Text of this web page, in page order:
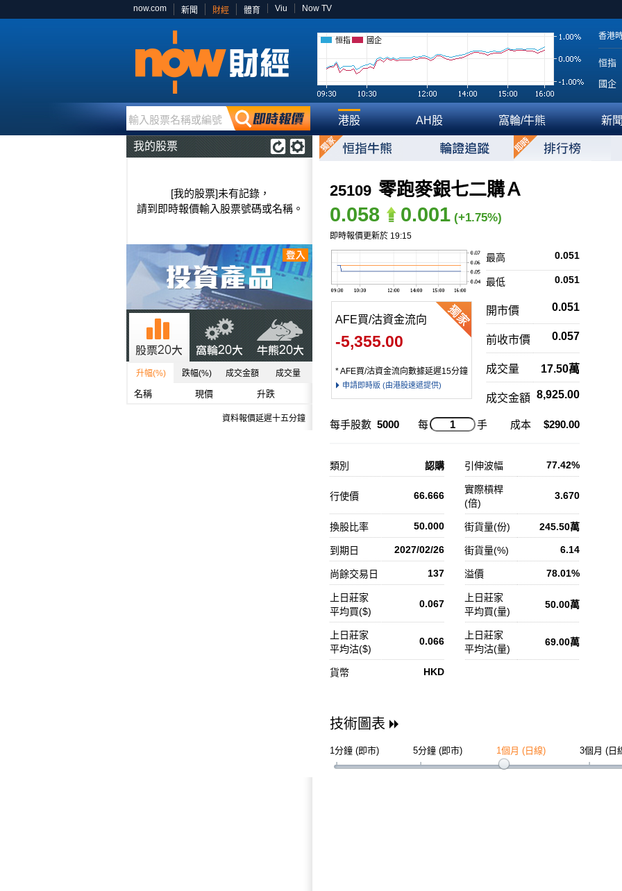
now.com 新聞 財經 體育 Viu Now TV
恒指 國企 香港
恒指
國企
輸入股票名稱或編號 港股 AH股 窩輪/牛熊 新
我的股票
[我的股票]未有記錄，
請到即時報價輸入股票號碼或名稱。
升幅(%) 跌幅(%) 成交金額 成交量
名稱 現價 升跌
資料報價延遲十五分鐘
25109 零跑麥銀七二購Ａ
0.058 0.001 (+1.75%)
即時報價更新於 19:15
0.051
最高
0.051
最低
AFE買/沽資金流向
-5,355.00
* AFE買/沽資金流向數據延遲15分鐘
申請即時版 (由港股速遞提供)
開市價 0.051
前收市價 0.057
成交量 17.50萬
成交金額 8,925.00
每手股數 5000 每 手 成本 $290.00
類別 認購 引伸波幅 77.42%
行使價 66.666
實際槓桿
(倍)
3.670
換股比率 50.000 街貨量(份) 245.50萬
到期日 2027/02/26 街貨量(%) 6.14
尚餘交易日 137 溢價 78.01%
上日莊家
平均買($)
0.067
上日莊家
平均買(量)
50.00萬
上日莊家
平均沽($)
0.066
上日莊家
平均沽(量)
69.00萬
貨幣 HKD
技術圖表
1分鐘 (即市) 5分鐘 (即市) 1個月 (日線) 3個月 (日